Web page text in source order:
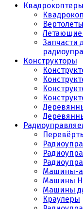
Летающие
Запчасти
Конструкторы
Машины-
Машины
Машины
Краулеры